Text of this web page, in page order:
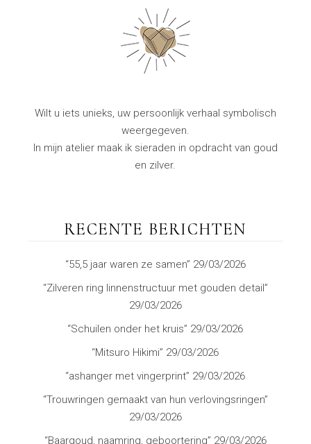
Wilt u iets unieks, uw persoonlijk verhaal symbolisch
weergegeven.
In mijn atelier maak ik sieraden in opdracht van goud
en zilver.
RECENTE BERICHTEN
“55,5 jaar waren ze samen” 29/03/2026
“Zilveren ring linnenstructuur met gouden detail”
29/03/2026
“Schuilen onder het kruis” 29/03/2026
“Mitsuro Hikimi” 29/03/2026
“ashanger met vingerprint” 29/03/2026
“Trouwringen gemaakt van hun verlovingsringen”
29/03/2026
“Baargoud, naamring, geboortering” 29/03/2026